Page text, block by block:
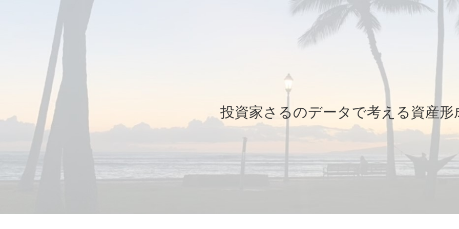
投資家さるのデータで考える資産形